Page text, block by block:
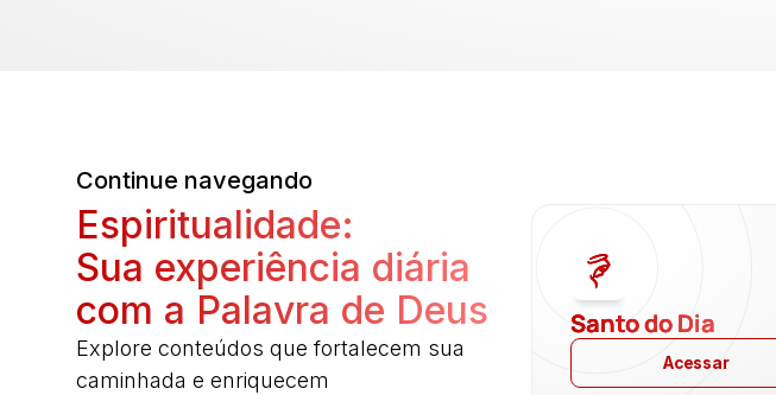
Continue navegando
Espiritualidade:
Sua experiência diária
com a Palavra de Deus
Explore conteúdos que fortalecem sua
caminhada e enriquecem
Santo do Dia
Acessar